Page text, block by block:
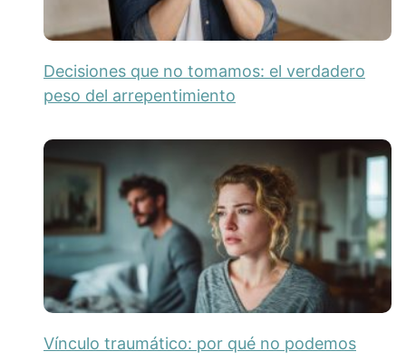
Decisiones que no tomamos: el verdadero
peso del arrepentimiento
Vínculo traumático: por qué no podemos